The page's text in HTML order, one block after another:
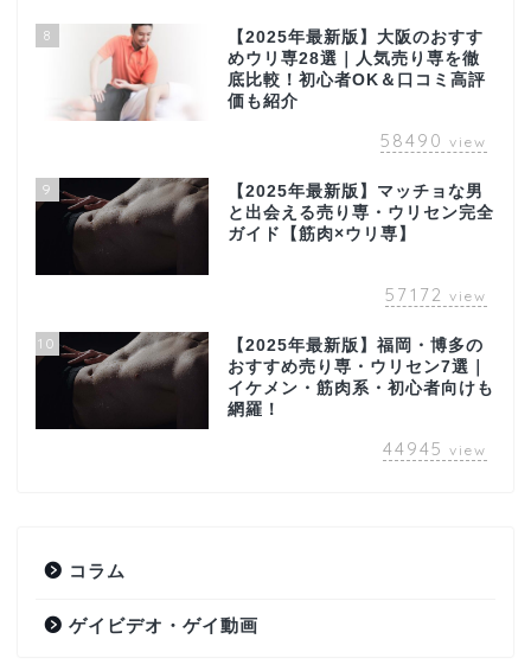
8
【2025年最新版】大阪のおすす
めウリ専28選｜人気売り専を徹
底比較！初心者OK＆口コミ高評
価も紹介
58490 view
9
【2025年最新版】マッチョな男
と出会える売り専・ウリセン完全
ガイド【筋肉×ウリ専】
57172 view
10
【2025年最新版】福岡・博多の
おすすめ売り専・ウリセン7選｜
イケメン・筋肉系・初心者向けも
網羅！
44945 view
コラム
ゲイビデオ・ゲイ動画